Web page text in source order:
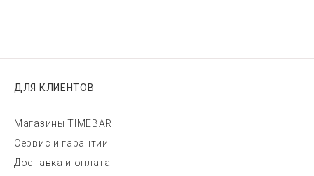
ДЛЯ КЛИЕНТОВ
Магазины TIMEBAR
Сервис и гарантии
Доставка и оплата